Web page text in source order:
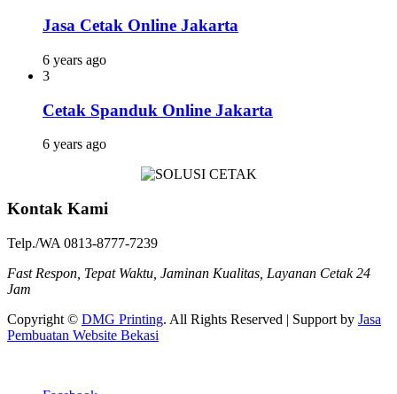
Jasa Cetak Online Jakarta
6 years ago
3
Cetak Spanduk Online Jakarta
6 years ago
Kontak Kami
Telp./WA 0813-8777-7239
Fast Respon, Tepat Waktu, Jaminan Kualitas, Layanan Cetak 24
Jam
Copyright © DMG Printing. All Rights Reserved | Support by Jasa
Pembuatan Website Bekasi